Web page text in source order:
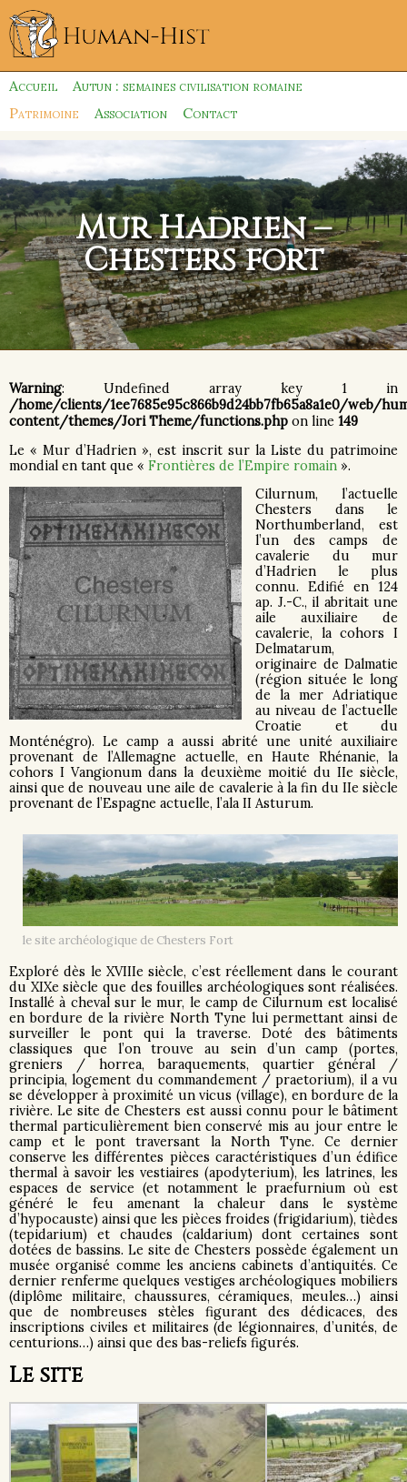
Accueil
Autun : semaines civilisation romaine
Patrimoine
Association Contact
Mur Hadrien –
Chesters fort
Warning: Undefined array key 1 in
/home/clients/1ee7685e95c866b9d24bb7fb65a8a1e0/web/
content/themes/Jori Theme/functions.php on line 149
Le « Mur d’Hadrien », est inscrit sur la Liste du patrimoine
mondial en tant que « Frontières de l’Empire romain ».
Cilurnum, l’actuelle
Chesters dans le
Northumberland, est
l’un des camps de
cavalerie du mur
d’Hadrien le plus
connu. Edifié en 124
ap. J.-C., il abritait une
aile auxiliaire de
cavalerie, la cohors I
Delmatarum,
originaire de Dalmatie
(région située le long
de la mer Adriatique
au niveau de l’actuelle
Croatie et du
Monténégro). Le camp a aussi abrité une unité auxiliaire
provenant de l’Allemagne actuelle, en Haute Rhénanie, la
cohors I Vangionum dans la deuxième moitié du IIe siècle,
ainsi que de nouveau une aile de cavalerie à la fin du IIe siècle
provenant de l’Espagne actuelle, l’ala II Asturum.
le site archéologique de Chesters Fort
Exploré dès le XVIIIe siècle, c’est réellement dans le courant
du XIXe siècle que des fouilles archéologiques sont réalisées.
Installé à cheval sur le mur, le camp de Cilurnum est localisé
en bordure de la rivière North Tyne lui permettant ainsi de
surveiller le pont qui la traverse. Doté des bâtiments
classiques que l’on trouve au sein d’un camp (portes,
greniers / horrea, baraquements, quartier général /
principia, logement du commandement / praetorium), il a vu
se développer à proximité un vicus (village), en bordure de la
rivière. Le site de Chesters est aussi connu pour le bâtiment
thermal particulièrement bien conservé mis au jour entre le
camp et le pont traversant la North Tyne. Ce dernier
conserve les différentes pièces caractéristiques d’un édifice
thermal à savoir les vestiaires (apodyterium), les latrines, les
espaces de service (et notamment le praefurnium où est
généré le feu amenant la chaleur dans le système
d’hypocauste) ainsi que les pièces froides (frigidarium), tièdes
(tepidarium) et chaudes (caldarium) dont certaines sont
dotées de bassins. Le site de Chesters possède également un
musée organisé comme les anciens cabinets d’antiquités. Ce
dernier renferme quelques vestiges archéologiques mobiliers
(diplôme militaire, chaussures, céramiques, meules…) ainsi
que de nombreuses stèles figurant des dédicaces, des
inscriptions civiles et militaires (de légionnaires, d’unités, de
centurions…) ainsi que des bas-reliefs figurés.
Le site